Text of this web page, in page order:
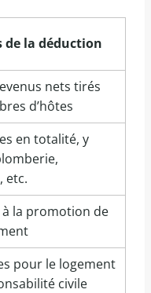
de la déduction
nets tirés
d’hôtes
en totalité, y
etc.
à la promotion de
pour le logement
civile